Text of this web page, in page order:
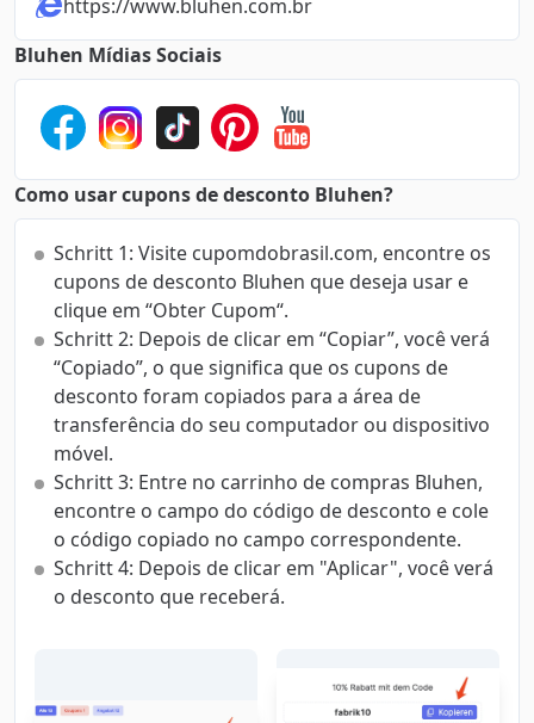
https://www.bluhen.com.br
Bluhen Mídias Sociais
Como usar cupons de desconto Bluhen?
Schritt 1: Visite cupomdobrasil.com, encontre os
cupons de desconto Bluhen que deseja usar e
clique em “Obter Cupom“.
Schritt 2: Depois de clicar em “Copiar”, você verá
“Copiado”, o que significa que os cupons de
desconto foram copiados para a área de
transferência do seu computador ou dispositivo
móvel.
Schritt 3: Entre no carrinho de compras Bluhen,
encontre o campo do código de desconto e cole
o código copiado no campo correspondente.
Schritt 4: Depois de clicar em "Aplicar", você verá
o desconto que receberá.